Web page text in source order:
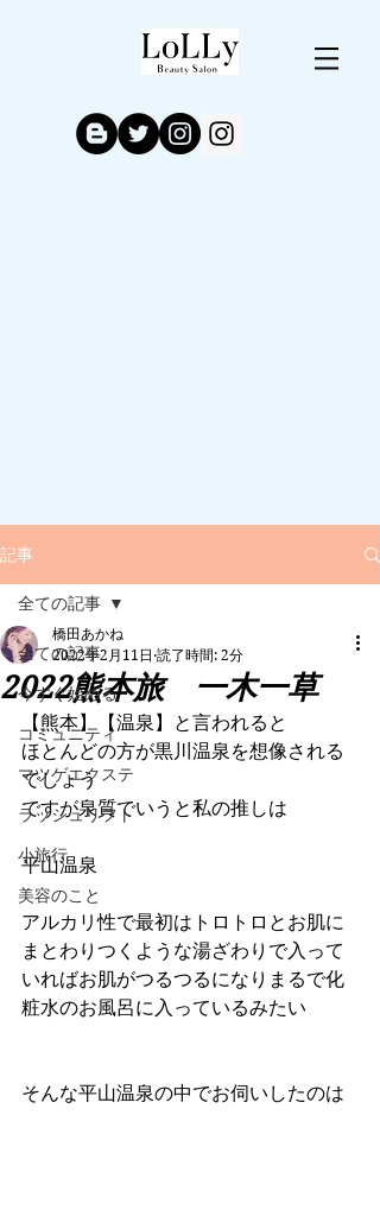
記事
全ての記事
今すぐ始める
コミュニティ
マツゲエクステ
ラッシュリフト
小旅行
美容のこと
全ての記事
2022熊本旅 一木一草
橋田あかね
2022年2月11日 読了時間: 2分
【熊本】【温泉】と言われると
ほとんどの方が黒川温泉を想像される
でしょう
ですが泉質でいうと私の推しは
平山温泉
アルカリ性で最初はトロトロとお肌に
まとわりつくような湯ざわりで入って
いればお肌がつるつるになりまるで化
粧水のお風呂に入っているみたい
そんな平山温泉の中でお伺いしたのは